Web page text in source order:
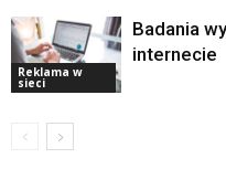
Reklama w
sieci
Badania
internecie